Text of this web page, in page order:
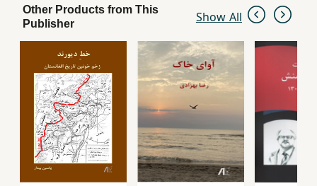
Other Products from This
Publisher
Show All